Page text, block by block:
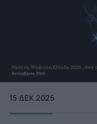
15 ΔΕΚ 2025